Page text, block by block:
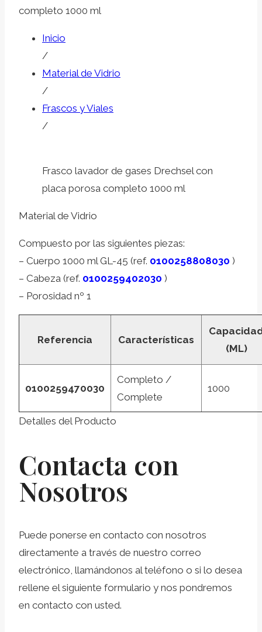
completo 1000 ml
Inicio
/
Material de Vidrio
/
Frascos y Viales
/
Frasco lavador de gases Drechsel con
placa porosa completo 1000 ml
Material de Vidrio
Compuesto por las siguientes piezas:
– Cuerpo 1000 ml GL-45 (ref. 0100258808030 )
– Cabeza (ref. 0100259402030 )
– Porosidad nº 1
Referencia Características
(ML)
0100259470030
Completo /
Complete
1000
Detalles del Producto
Contacta con
Nosotros
Puede ponerse en contacto con nosotros
directamente a través de nuestro correo
electrónico, llamándonos al teléfono o si lo desea
rellene el siguiente formulario y nos pondremos
en contacto con usted.